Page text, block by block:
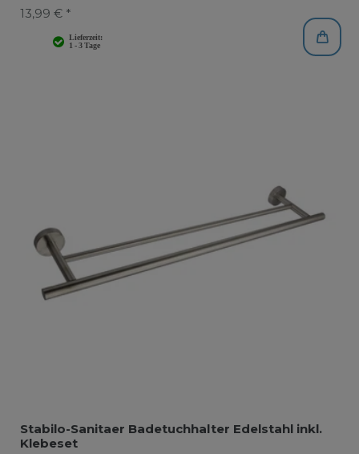
13,99 € *
Stabilo-Sanitaer Badetuchhalter Edelstahl inkl.
Klebeset